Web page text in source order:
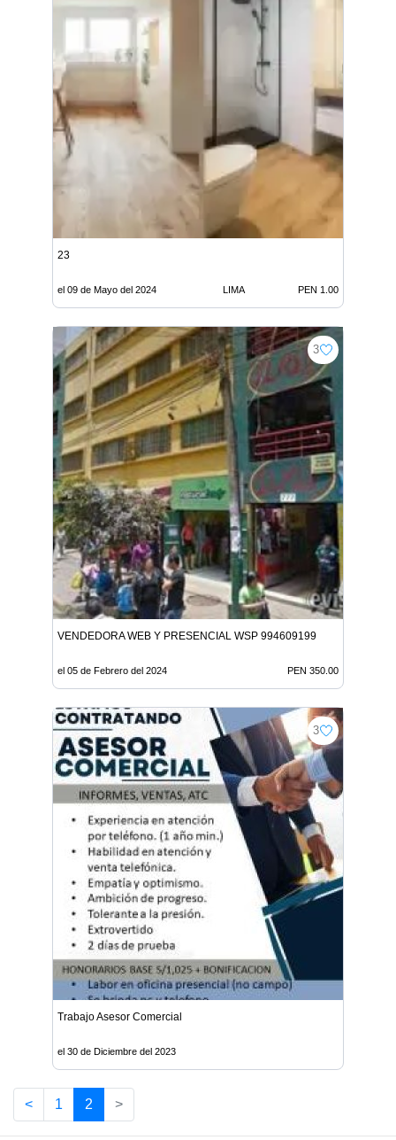
23
el 09 de Mayo del 2024 LIMA PEN 1.00
3
VENDEDORA WEB Y PRESENCIAL WSP 994609199
el 05 de Febrero del 2024 PEN 350.00
3
Trabajo Asesor Comercial
el 30 de Diciembre del 2023
< 1 2 >